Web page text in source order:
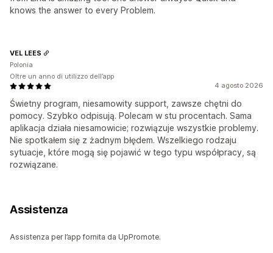
knows the answer to every Problem.
4 agosto 2026
Świetny program, niesamowity support, zawsze chętni do
pomocy. Szybko odpisują. Polecam w stu procentach. Sama
aplikacja działa niesamowicie; rozwiązuje wszystkie problemy.
Nie spotkałem się z żadnym błędem. Wszelkiego rodzaju
sytuacje, które mogą się pojawić w tego typu współpracy, są
rozwiązane.
VEL LEES
Polonia
Oltre un anno di utilizzo dell’app
Assistenza
Assistenza per l’app fornita da UpPromote.